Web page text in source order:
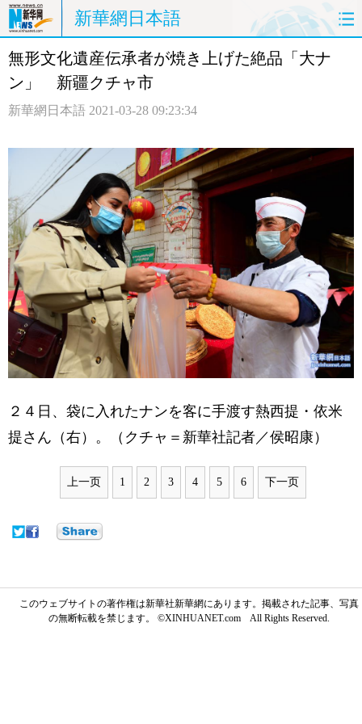
新華網日本語
ホームページ 政治 経済
中日対訳
無形文化遺産伝承者が焼き上げた絶品「大ナ
ン」 新疆クチャ市
新華網日本語 2021-03-28 09:23:34
２４日、袋に入れたナンを客に手渡す熱西提・依米
提さん（右）。（クチャ＝新華社記者／侯昭康）
上一页 1 2 3 4 5 6 下一页
このウェブサイトの著作権は新華社新華網にあります。掲載された記事、写真
の無断転載を禁じます。 ©XINHUANET.com All Rights Reserved.